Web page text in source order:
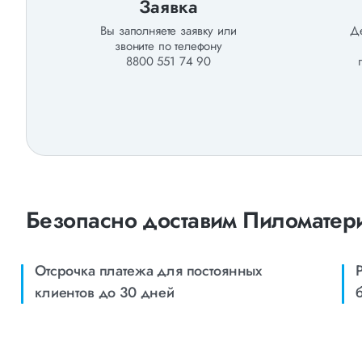
Заявка
Вы заполняете заявку или
звоните по телефону
8800 551 74 90
Безопасно доставим
Отсрочка платежа для постоянных
клиентов до 30 дней